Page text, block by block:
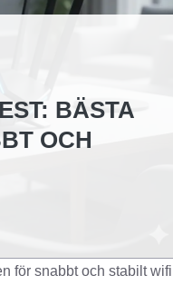
BÄSTA
OCH
för snabbt och stabilt wifi